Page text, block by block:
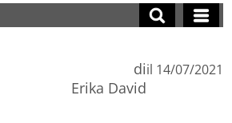
di
Erika David
il 14/07/2021